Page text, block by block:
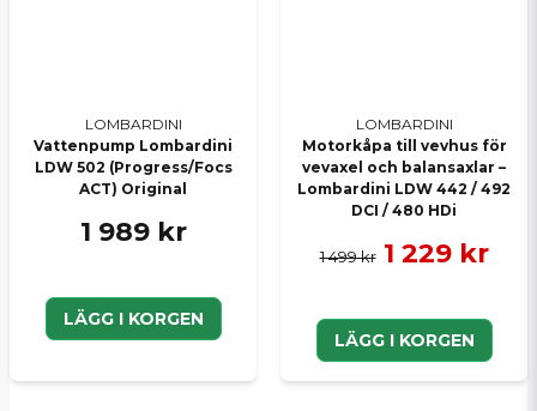
LOMBARDINI
Vattenpump Lombardini
LDW 502 (Progress/Focs
ACT) Original
1 989 kr
LÄGG I KORGEN
LOMBARDINI
Motorkåpa till vevhus för
vevaxel och balansaxlar –
Lombardini LDW 442 / 492
DCI / 480 HDi
1 499 kr 1 229 kr
LÄGG I KORGEN